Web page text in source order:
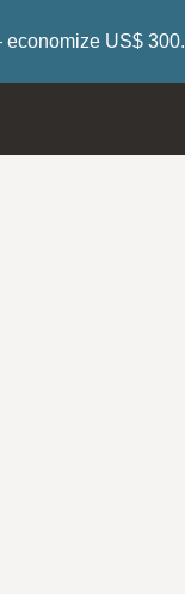
US$ 300.